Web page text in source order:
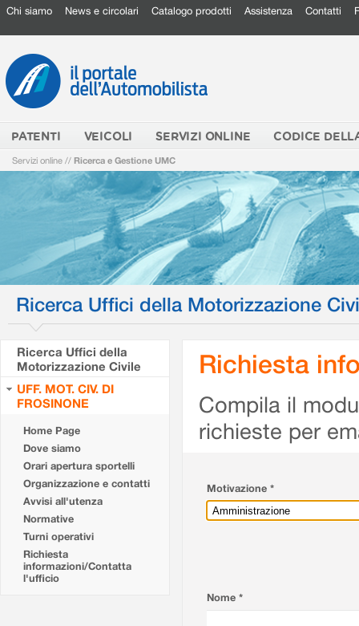
Chi siamo News e circolari Catalogo prodotti Assistenza Contatti
PATENTI VEICOLI SERVIZI ONLINE CODICE
Servizi online // Ricerca e Gestione UMC
Ricerca Uffici della Motorizzazione
Ricerca Uffici della
Motorizzazione Civile
UFF. MOT. CIV. DI
FROSINONE
Home Page
Dove siamo
Orari apertura sportelli
Organizzazione e contatti
Avvisi all'utenza
Normative
Turni operativi
Richiesta
informazioni/Contatta
l'ufficio
Richiesta
Compila il
richieste per
Motivazione *
Nome *